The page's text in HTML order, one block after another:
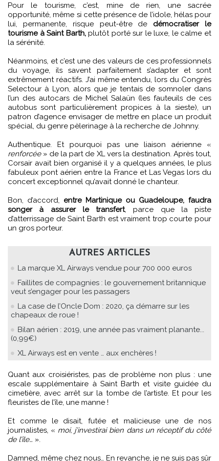
Pour le tourisme, c’est, mine de rien, une sacrée
opportunité, même si cette présence de l’idole, hélas pour
lui, permanente, risque peut-être de démocratiser le
tourisme à Saint Barth,plutôt porté sur le luxe, le calme et
la sérénité.
Néanmoins, et c’est une des valeurs de ces professionnels
du voyage, ils savent parfaitement s’adapter et sont
extrêmement réactifs. J’ai même entendu, lors du Congrès
Selectour à Lyon, alors que je tentais de somnoler dans
l’un des autocars de Michel Salaün (les fauteuils de ces
autobus sont particulièrement propices à la sieste), un
patron d’agence envisager de mettre en place un produit
spécial, du genre pèlerinage à la recherche de Johnny.
Authentique. Et pourquoi pas une liaison aérienne «
renforcée» de la part de XL vers la destination. Après tout,
Corsair avait bien organisé il y a quelques années, le plus
fabuleux pont aérien entre la France et Las Vegas lors du
concert exceptionnel qu’avait donné le chanteur.
Bon, d’accord, entre Martinique ou Guadeloupe, faudra
songer à assurer le transfert, parce que la piste
d’atterrissage de Saint Barth est vraiment trop courte pour
un gros porteur.
AUTRES ARTICLES
La marque XL Airways vendue pour 700 000 euros
Faillites de compagnies : le gouvernement britannique
veut s’engager pour les passagers
La case de l’Oncle Dom : 2020, ça démarre sur les
chapeaux de roue !
Bilan aérien : 2019, une année pas vraiment planante...
(0,99€)
XL Airways est en vente … aux enchères !
Quant aux croisiéristes, pas de problème non plus : une
escale supplémentaire à Saint Barth et visite guidée du
cimetière, avec arrêt sur la tombe de l’artiste. Et pour les
fleuristes de l’île, une manne !
Et comme le disait, futée et malicieuse une de nos
journalistes, « moi, j’investirai bien dans un réceptif du côté
de l’île… ».
Damned, même chez nous… En revanche, je ne suis pas sûr